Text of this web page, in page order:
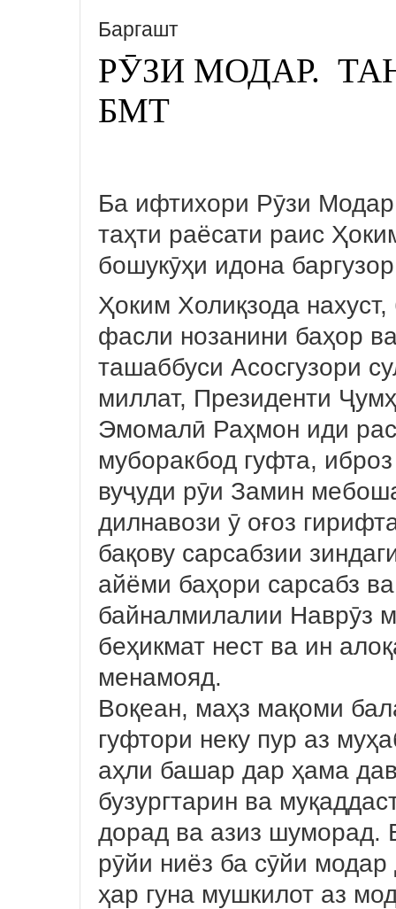
Баргашт
РӮЗИ МОДАР.
БМТ
Ба ифтихори Рӯзи
таҳти раёсати раис
бошукӯҳи идона
Ҳоким Холиқзода
фасли нозанини баҳор
ташаббуси Асосгузори
миллат, Президенти
Эмомалӣ Раҳмон иди
муборакбод гуфта,
вуҷуди рӯи Замин
дилнавози ӯ оғоз
бақову сарсабзии
айёми баҳори сарсабз
байналмилалии Наврӯз
беҳикмат нест ва ин
менамояд.
Воқеан, маҳз мақоми
гуфтори неку пур аз
аҳли башар дар ҳама
бузургтарин ва
дорад ва азиз
рӯйи ниёз ба сӯйи
ҳар гуна мушкилот аз